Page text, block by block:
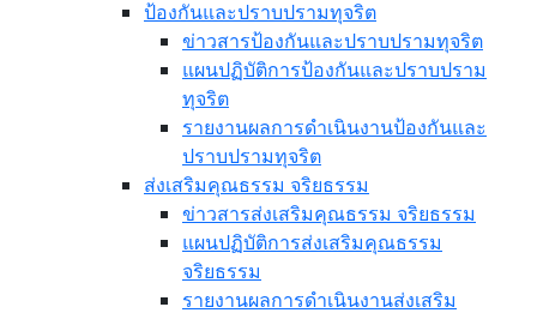
ป้องกันและปราบปรามทุจริต
ข่าวสารป้องกันและปราบปรามทุจริต
แผนปฏิบัติการป้องกันและปราบปราม
ทุจริต
รายงานผลการดำเนินงานป้องกันและ
ปราบปรามทุจริต
ส่งเสริมคุณธรรม จริยธรรม
ข่าวสารส่งเสริมคุณธรรม จริยธรรม
แผนปฏิบัติการส่งเสริมคุณธรรม
จริยธรรม
รายงานผลการดำเนินงานส่งเสริม